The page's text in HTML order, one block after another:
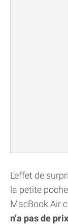
L’effet de
la petite
MacBook Air
n’a pas de prix